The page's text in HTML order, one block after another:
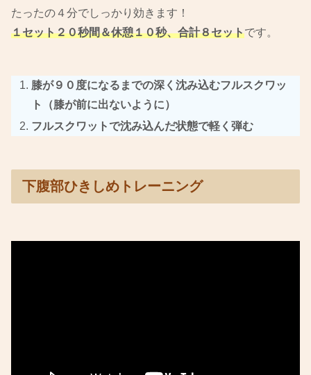
たったの４分でしっかり効きます！
１セット２０秒間＆休憩１０秒、合計８セットです。
膝が９０度になるまでの深く沈み込むフルスクワッ
ト（膝が前に出ないように）
フルスクワットで沈み込んだ状態で軽く弾む
下腹部ひきしめトレーニング